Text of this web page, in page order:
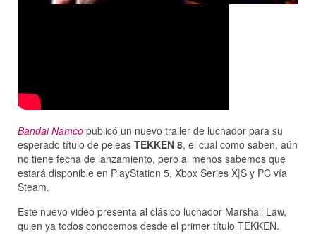
Bandai Namco publicó un nuevo trailer de luchador para su
esperado título de peleas TEKKEN 8, el cual como saben, aún
no tiene fecha de lanzamiento, pero al menos sabemos que
estará disponible en PlayStation 5, Xbox Series X|S y PC vía
Steam.
Este nuevo video presenta al clásico luchador Marshall Law,
quien ya todos conocemos desde el primer título TEKKEN.